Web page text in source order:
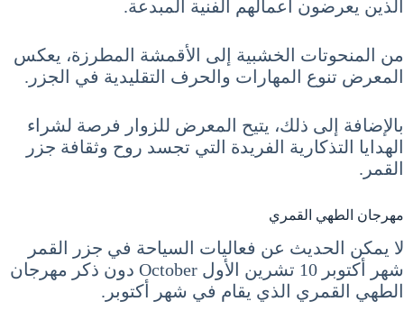
الذين يعرضون أعمالهم الفنية المبدعة.
من المنحوتات الخشبية إلى الأقمشة المطرزة، يعكس
المعرض تنوع المهارات والحرف التقليدية في الجزر.
بالإضافة إلى ذلك، يتيح المعرض للزوار فرصة لشراء
الهدايا التذكارية الفريدة التي تجسد روح وثقافة جزر
القمر.
مهرجان الطهي القمري
لا يمكن الحديث عن فعاليات السياحة في جزر القمر
شهر أكتوبر 10 تشرين الأول October دون ذكر مهرجان
الطهي القمري الذي يقام في شهر أكتوبر.